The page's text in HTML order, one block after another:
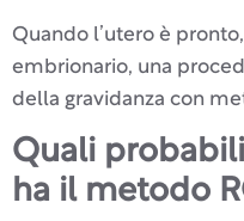
Quando l’utero è
embrionario, una
della gravidanza con
Quali
ha il metodo